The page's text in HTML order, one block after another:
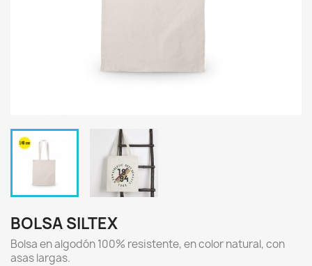
BOLSA SILTEX
Bolsa en algodón 100% resistente, en color natural, con
asas largas.